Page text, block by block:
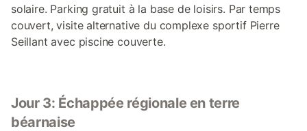
solaire. Parking gratuit à la base de loisirs. Par temps
couvert, visite alternative du complexe sportif Pierre
Seillant avec piscine couverte.
Jour 3: Échappée régionale en terre
béarnaise